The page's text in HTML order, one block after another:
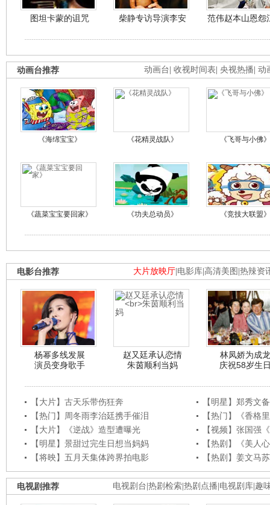
图坦卡蒙的诅咒 柴静专访导演李安 范伟赵本山恩怨
动画台 收视时间表 央视热播 动
动画台推荐
《海绵宝宝》 《花精灵战队》 《飞哥与小佛》
《蔬菜宝宝要回家》 《功夫总动员》 《竞技大联盟》
大片放映厅 电影库 高清美图 热辣资
电影台推荐
杨幂多线发展
演员变身歌手
赵又廷承认恋情
朱茵顺利当妈
林凤娇为成龙
庆祝58岁生
【大片】古天乐带伤狂奔
【明星】郑秀文
【热门】周冬雨李治廷携手催泪
【热门】《香格
【大片】《逆战》造型遭曝光
【视频】张国强
【明星】景甜过完生日想当妈妈
【热剧】《美人
【将映】五月天集体跨界拍电影
【热剧】姜文马
电视剧台 热剧检索 热剧点播 电视剧库 趣
电视剧推荐